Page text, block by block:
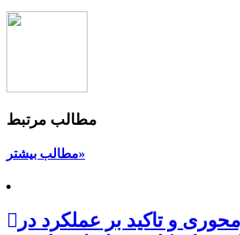
مطالب مرتبط
مطالب بیشتر»
و تاکید بر عملکرد در